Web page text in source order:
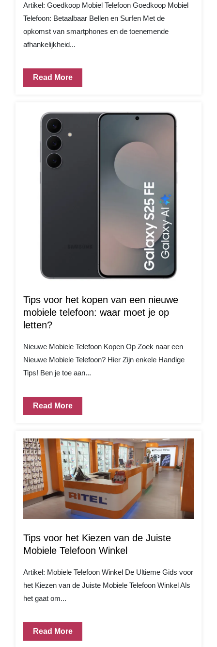
Artikel: Goedkoop Mobiel Telefoon Goedkoop Mobiel
Telefoon: Betaalbaar Bellen en Surfen Met de
opkomst van smartphones en de toenemende
afhankelijkheid...
Read More
Tips voor het kopen van een nieuwe
mobiele telefoon: waar moet je op
letten?
Nieuwe Mobiele Telefoon Kopen Op Zoek naar een
Nieuwe Mobiele Telefoon? Hier Zijn enkele Handige
Tips! Ben je toe aan...
Read More
Tips voor het Kiezen van de Juiste
Mobiele Telefoon Winkel
Artikel: Mobiele Telefoon Winkel De Ultieme Gids voor
het Kiezen van de Juiste Mobiele Telefoon Winkel Als
het gaat om...
Read More